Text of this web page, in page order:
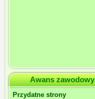
Awans zawodowy
Przydatne strony